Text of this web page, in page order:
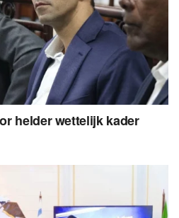
helder wettelijk kader